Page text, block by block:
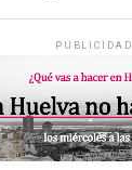
PUBLICIDAD